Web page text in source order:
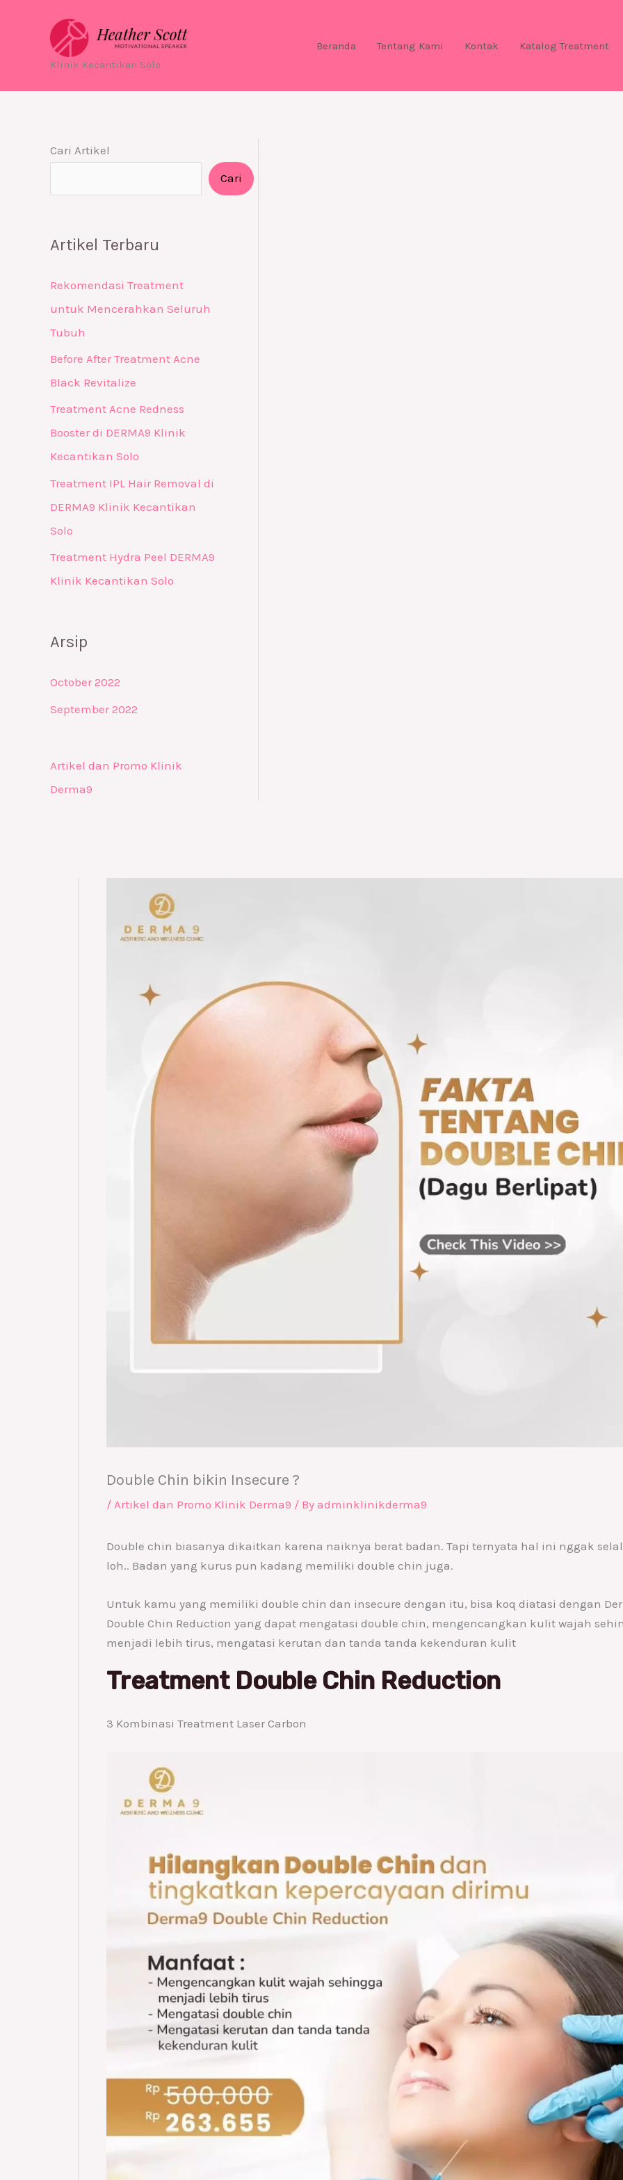
Klinik Kecantikan Solo
Beranda Tentang Kami Kontak Katalog Treatment
Cari Artikel
Cari
Artikel Terbaru
Rekomendasi Treatment
untuk Mencerahkan Seluruh
Tubuh
Before After Treatment Acne
Black Revitalize
Treatment Acne Redness
Booster di DERMA9 Klinik
Kecantikan Solo
Treatment IPL Hair Removal di
DERMA9 Klinik Kecantikan
Solo
Treatment Hydra Peel DERMA9
Klinik Kecantikan Solo
Arsip
October 2022
September 2022
Artikel dan Promo Klinik
Derma9
Double Chin bikin Insecure ?
/ Artikel dan Promo Klinik Derma9 / By adminklinikderma9
Double chin biasanya dikaitkan karena naiknya berat badan. Tapi ternyata hal ini nggak
loh.. Badan yang kurus pun kadang memiliki double chin juga.
Untuk kamu yang memiliki double chin dan insecure dengan itu, bisa koq diatasi dengan
Double Chin Reduction yang dapat mengatasi double chin, mengencangkan kulit wajah
menjadi lebih tirus, mengatasi kerutan dan tanda tanda kekenduran kulit
Treatment Double Chin Reduction
3 Kombinasi Treatment Laser Carbon